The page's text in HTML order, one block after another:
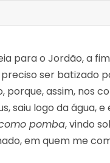
para o Jordão, a
preciso ser batizado
porque, assim, nos
saiu logo da água,
pomba, vindo
em quem me